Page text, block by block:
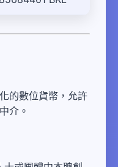
的數位貨幣，允許
介。